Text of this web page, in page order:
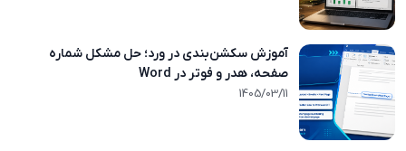
آموزش سکشن‌بندی در ورد؛ حل مشکل شماره
صفحه، هدر و فوتر در Word
1405/03/11
1405/03/11